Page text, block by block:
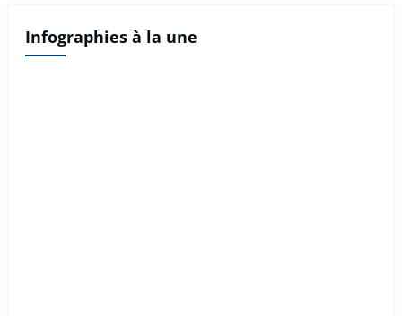
Infographies à la une